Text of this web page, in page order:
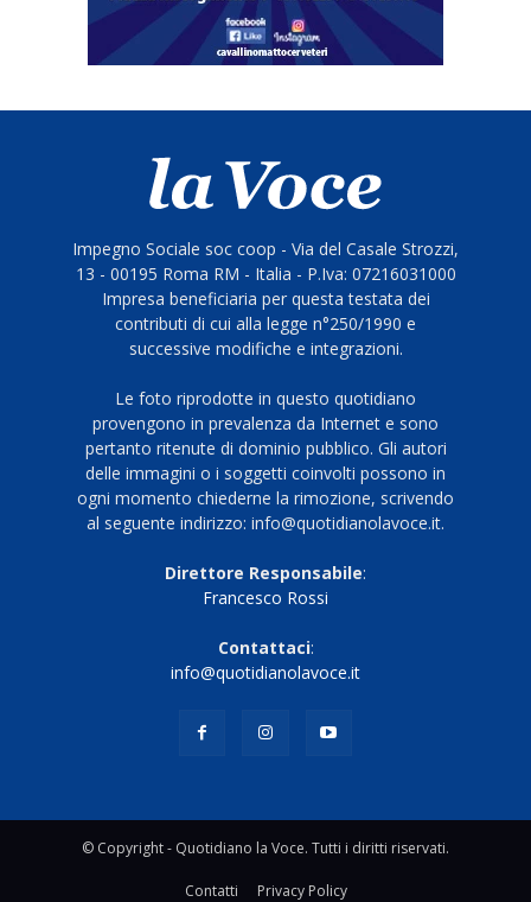
Impegno Sociale soc coop - Via del Casale Strozzi,
13 - 00195 Roma RM - Italia - P.Iva: 07216031000
Impresa beneficiaria per questa testata dei
contributi di cui alla legge n°250/1990 e
successive modifiche e integrazioni.
Le foto riprodotte in questo quotidiano
provengono in prevalenza da Internet e sono
pertanto ritenute di dominio pubblico. Gli autori
delle immagini o i soggetti coinvolti possono in
ogni momento chiederne la rimozione, scrivendo
al seguente indirizzo: info@quotidianolavoce.it.
Direttore Responsabile:
Francesco Rossi
Contattaci:
info@quotidianolavoce.it
© Copyright - Quotidiano la Voce. Tutti i diritti riservati.
Contatti Privacy Policy